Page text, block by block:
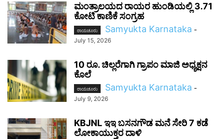
ಮಂತ್ರಾಲಯದ ರಾಯರ ಹುಂಡಿಯಲ್ಲಿ 3.71
ಕೋಟಿ ಕಾಣಿಕೆ ಸಂಗ್ರಹ
ರಾಯಚೂರು Samyukta Karnataka -
July 15, 2026
10 ರೂ. ಚಿಲ್ಲರೆಗಾಗಿ ಗ್ರಾಪಂ ಮಾಜಿ ಅಧ್ಯಕ್ಷನ
ಕೊಲೆ
ರಾಯಚೂರು Samyukta Karnataka -
July 9, 2026
KBJNL ಇಇ ಬಸನಗೌಡ ಮನೆ ಸೇರಿ 7 ಕಡೆ
ಲೋಕಾಯುಕ್ತರ ದಾಳಿ